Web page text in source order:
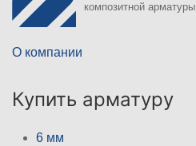
композитной арматуры
О компании
Купить арматуру
6 мм